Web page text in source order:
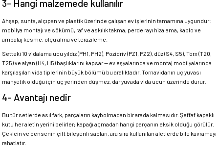
3- Hangi malzemede kullanılır
Ahşap, sunta, alçıpan ve plastik üzerinde çalışan ev işlerinin tamamına uygundur:
mobilya montajı ve sökümü, raf ve askılık takma, perde rayı hizalama, kablo ve
ambalaj kesme, ölçü alma ve terazileme.
Setteki 10 vidalama ucu yıldız (PH1, PH2), Pozidriv (PZ1, PZ2), düz (S4, S5), Torx (T20,
T25) ve alyan (H4, H5) başlıklarını kapsar — ev eşyalarında ve montaj mobilyalarında
karşılaşılan vida tiplerinin büyük bölümü bu aralıktadır. Tornavidanın uç yuvası
manyetik olduğu için uç yerinden düşmez, dar yuvada vida ucun üzerinde durur.
4- Avantajı nedir
Bu tür setlerde asıl fark, parçaların kaybolmadan bir arada kalmasıdır. Şeffaf kapaklı
kutu her aletin yerini belirler; kapağı açmadan hangi parçanın eksik olduğu görülür.
Çekicin ve pensenin çift bileşenli sapları, ara sıra kullanılan aletlerde bile kavramayı
rahatlatır.